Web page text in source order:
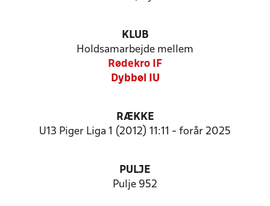
KLUB
Holdsamarbejde mellem
Rødekro IF
Dybbøl IU
RÆKKE
U13 Piger Liga 1 (2012) 11:11 - forår 2025
PULJE
Pulje 952